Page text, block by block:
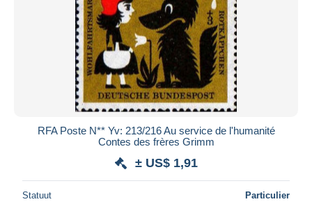
RFA Poste N** Yv: 213/216 Au service de l'humanité
Contes des frères Grimm
± US$ 1,91
Statuut Particulier